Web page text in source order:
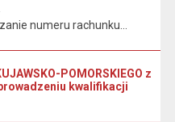
numeru rachunku...
POMORSKIEGO z
kwalifikacji